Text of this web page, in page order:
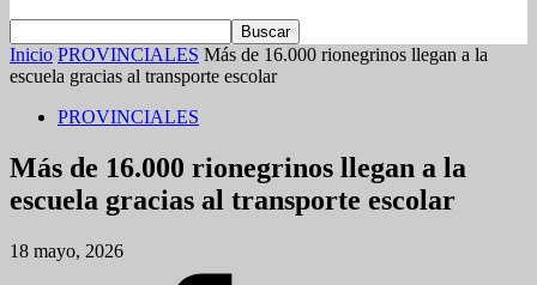
Inicio PROVINCIALES Más de 16.000 rionegrinos llegan a la
escuela gracias al transporte escolar
PROVINCIALES
Más de 16.000 rionegrinos llegan a la
escuela gracias al transporte escolar
18 mayo, 2026